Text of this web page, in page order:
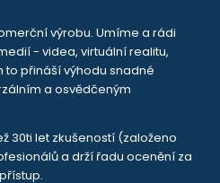
výrobu. Umíme a rádi
- videa, virtuální realitu,
to přináší výhodu snadné
a osvědčeným
30ti let zkušeností (založeno
a drží řadu ocenění za